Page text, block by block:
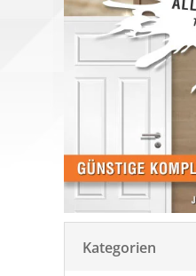
Kategorien